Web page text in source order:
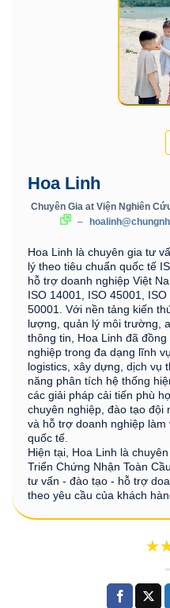
Hoa Linh
Chuyên Gia at Viện Nghiên
–
Hoa Linh là chuyên gia tư
lý theo tiêu chuẩn quốc tế
hỗ trợ doanh nghiệp Việt
ISO 14001, ISO 45001,
50001. Với nền tảng kiến
lượng, quản lý môi trường,
thông tin, Hoa Linh đã
nghiệp trong đa dạng lĩnh
logistics, xây dựng, dịch vụ
năng phân tích hệ thống
các giải pháp cải tiến phù
chuyên nghiệp, đào tạo đội
và hỗ trợ doanh nghiệp
quốc tế.
Hiện tại, Hoa Linh là
Triển Chứng Nhận Toàn
tư vấn - đào tạo - hỗ trợ
theo yêu cầu của khách